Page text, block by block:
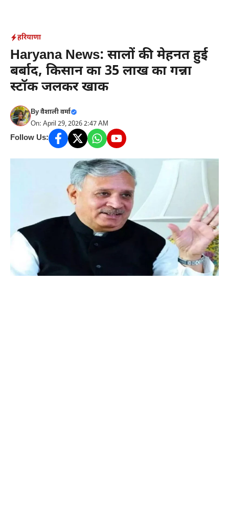
content
हरियाणा
Haryana News: सालों की मेहनत हुई
बर्बाद, किसान का 35 लाख का गन्ना
स्टॉक जलकर खाक
Byवैशाली वर्मा
On: April 29, 2026 2:47 AM
Follow Us: